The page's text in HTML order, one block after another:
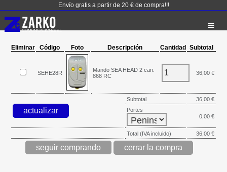
Envío gratis a partir de 20 € de compra!!!
Eliminar Código Foto Descripción Cantidad Subtotal
SEHE28R
Mando SEA HEAD 2 can.
868 RC
36,00 €
Subtotal
36,00 €
Portes
0,00 €
Total (IVA incluido) 36,00 €
seguir comprando